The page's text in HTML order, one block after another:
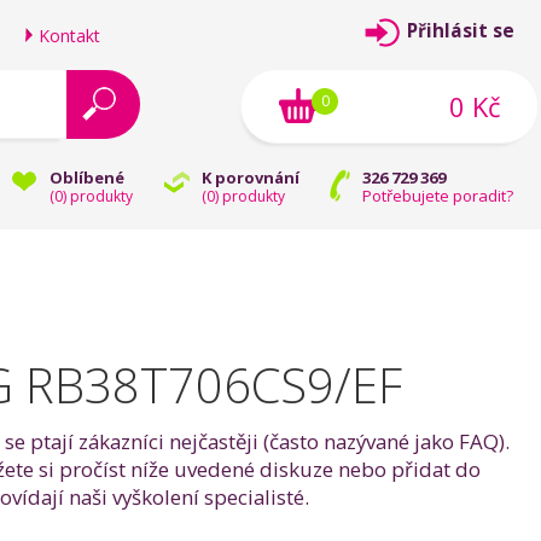
Kontakt
Oblíbené
(0) produkty
K porovnání
(0) produkty
326 729 369
Potřebujete poradit?
Přihlásit se
0 Kč
0
EF
ptají zákazníci nejčastěji (často nazývané jako FAQ).
si pročíst níže uvedené diskuze nebo přidat do
naši vyškolení specialisté.